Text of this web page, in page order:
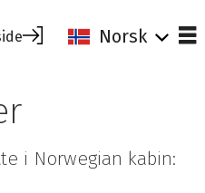
Norsk
i Norwegian kabin: